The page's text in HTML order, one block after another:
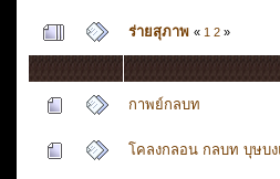
ร่ายสุภาพ « 1 2 »
กาพย์กลบท
โคลงกลอน กลบท บุษบ